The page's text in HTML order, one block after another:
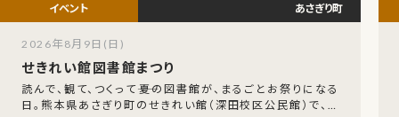
せきれい館図書館まつり
読んで、観て、つくって――夏の図書館が、まるごとお祭りになる
日。熊本県あさぎり町のせきれい館（深田校区公民館）で、令
あさぎり町
2026年8月9日(日)